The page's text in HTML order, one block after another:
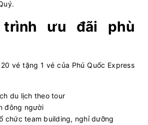
trình ưu đãi phù
vé tặng 1 vé của Phú Quốc Express
du lịch theo tour
đông người
chức team building, nghỉ dưỡng